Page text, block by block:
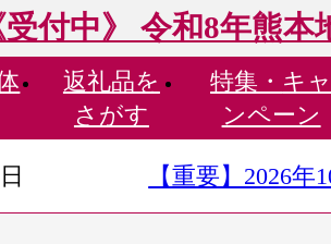
受付中》 令和8年熊
返礼品を
さがす
特集・ キャ
ンペーン
【重要】2026